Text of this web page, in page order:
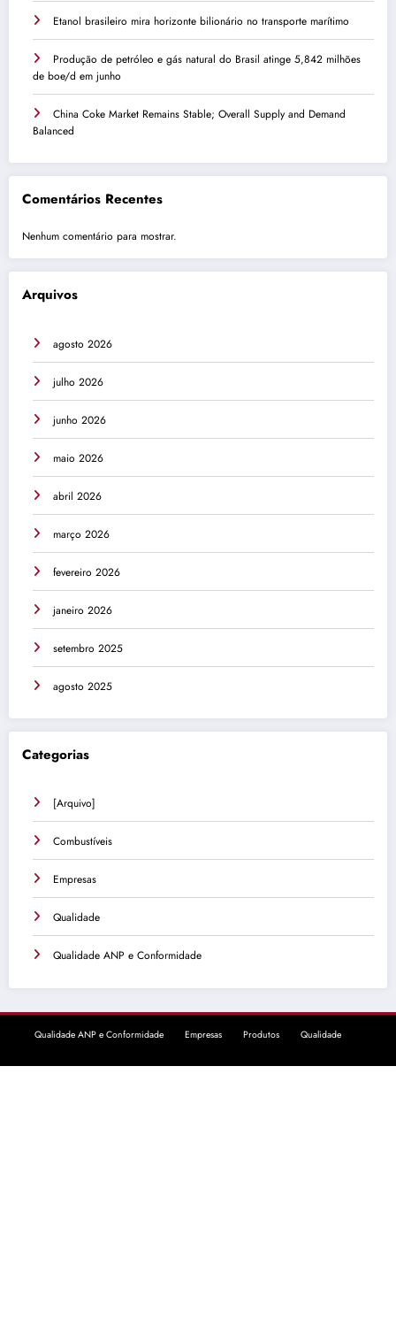
Etanol brasileiro mira horizonte bilionário no transporte marítimo
Produção de petróleo e gás natural do Brasil atinge 5,842 milhões
de boe/d em junho
China Coke Market Remains Stable; Overall Supply and Demand
Balanced
Comentários Recentes
Nenhum comentário para mostrar.
Arquivos
agosto 2026
julho 2026
junho 2026
maio 2026
abril 2026
março 2026
fevereiro 2026
janeiro 2026
setembro 2025
agosto 2025
Categorias
[Arquivo]
Combustíveis
Empresas
Qualidade
Qualidade ANP e Conformidade
Qualidade ANP e Conformidade Empresas Produtos Qualidade